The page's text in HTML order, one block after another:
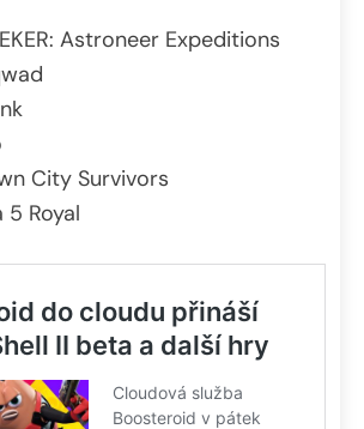
Astroneer Expeditions
City Survivors
5 Royal